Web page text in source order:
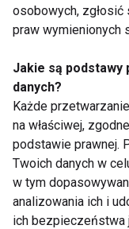
poprawić sobie
częściej, nie tylko
DIETA
Dieta
osobowych,
praw wymienionych
Jakie są podstawy
danych?
Każde
na właściwej,
podstawie prawnej.
Twoich danych w
w tym
analizowania ich i
ich bezpieczeństwa